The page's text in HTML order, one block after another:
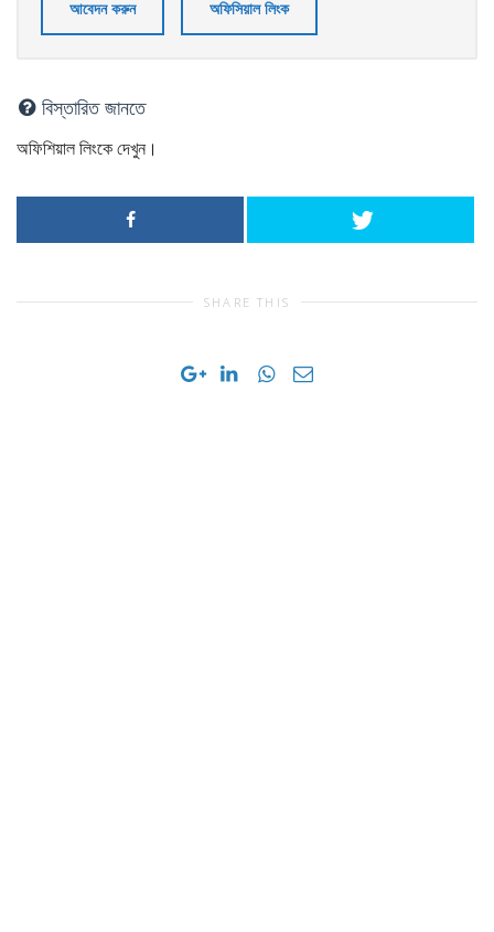
আবেদন করুন অফিসিয়াল লিংক
বিস্তারিত জানতে
অফিশিয়াল লিংকে দেখুন।
SHARE THIS